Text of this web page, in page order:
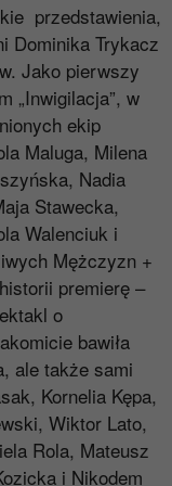
przedstawienia,
Dominika Trykacz
Jako pierwszy
„Inwigilacja”, w
ekip
Maluga, Milena
Nadia
Stawecka,
Walenciuk i
Mężczyzn +
premierę –
o
bawiła
ale także sami
Kornelia Kępa,
Wiktor Lato,
Rola, Mateusz
i Nikodem